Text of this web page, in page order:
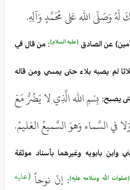
لَهُ وَصَلّى الله عَلى مُحَمَّدٍ وَآلِهِ.
عن الصادق (عليه السلام): من قال في
لم يصبه بلاء حتى يمسي ومن قاله
يصبح: بِسْمِ الله الَّذِي لا يَضُرُّ مَعَ
في السَّماء وَهوَ السَّميعُ العَليمُ.
وابن بابويه وغيرهما بأسناد موثقة
(صلوات الله وسلامه عليه): إنّ نوحاً (عليه